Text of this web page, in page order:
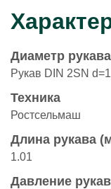
Диаметр
Рукав DIN 2SN
Техника
Ростсельмаш
Длина рукава
1.01
Давление